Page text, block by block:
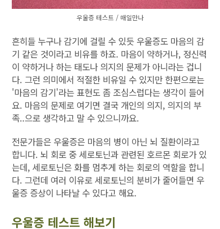
우울증 테스트 / 매일만나
흔히들 누구나 감기에 걸릴 수 있듯 우울증도 마음의 감
기 같은 것이라고 비유를 하죠. 마음이 약하거나, 정신력
이 약하거나 하는 태도나 의지의 문제가 아니라는 겁니
다. 그런 의미에서 적절한 비유일 수 있지만 한편으로는
'마음의 감기'라는 표현도 좀 조심스럽다는 생각이 들어
요. 마음의 문제로 여기면 결국 개인의 의지, 의지의 부
족..으로 생각하고 말 수 있으니까요.
전문가들은 우울증은 마음의 병이 아닌 뇌 질환이라고
합니다. 뇌 회로 중 세로토닌과 관련된 호르몬 회로가 있
는데, 세로토닌은 화를 멈추게 하는 회로의 역할을 합니
다. 그런데 여러 이유로 세로토닌의 분비가 줄어들면 우
울증 증상이 나타날 수 있다고 해요.
우울증 테스트 해보기